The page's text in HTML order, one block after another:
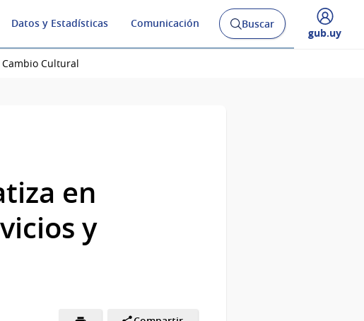
Datos y Estadísticas Comunicación
Abrir
buscador
Buscar
Desplegar
gub.uy
Cultural
en
y